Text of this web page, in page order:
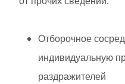
Отборочное
индивидуальную
раздражителей